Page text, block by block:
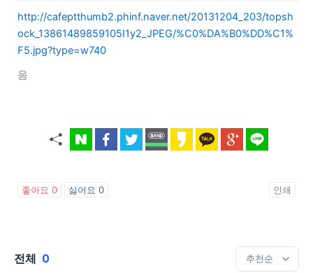
http://cafeptthumb2.phinf.naver.net/20131204_203/topsh
ock_13861489859105I1y2_JPEG/%C0%DA%B0%DD%C1%
F5.jpg?type=w740
음
좋아요 0 싫어요 0 인쇄
전체 0